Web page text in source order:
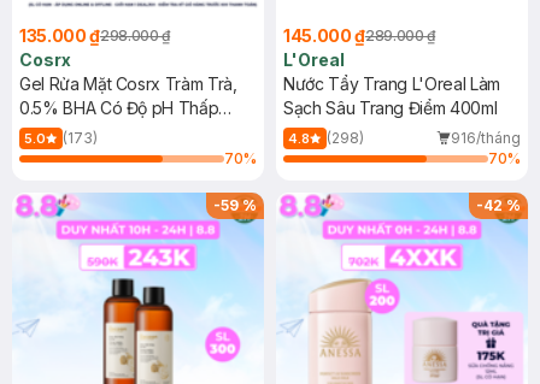
135.000 ₫298.000 ₫
Cosrx
Gel Rửa Mặt Cosrx Tràm Trà,
0.5% BHA Có Độ pH Thấp
150ml
5.0
(173)
70%
145.000 ₫289.000 ₫
L'Oreal
Nước Tẩy Trang L'Oreal Làm
Sạch Sâu Trang Điểm 400ml
4.8 (298)
916/tháng
70%
-59% -42%